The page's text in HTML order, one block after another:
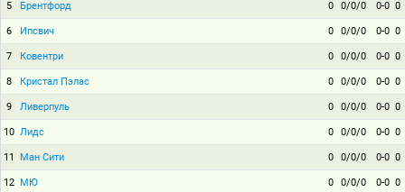
5 Брентфорд 0 0/0/0 0-0 0
6 Ипсвич 0 0/0/0 0-0 0
7 Ковентри 0 0/0/0 0-0 0
8 Кристал Пэлас 0 0/0/0 0-0 0
9 Ливерпуль 0 0/0/0 0-0 0
10 Лидс 0 0/0/0 0-0 0
11 Ман Сити 0 0/0/0 0-0 0
12 МЮ 0 0/0/0 0-0 0